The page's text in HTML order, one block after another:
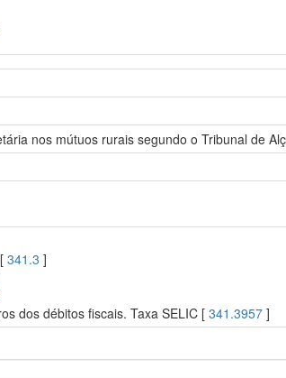
nos mútuos rurais segundo o Tribunal de
[341.3 ]
dos débitos fiscais. Taxa SELIC [341.3957 ]